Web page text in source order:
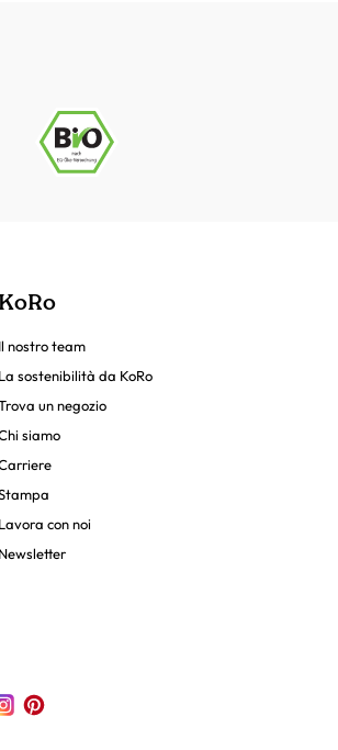
KoRo
Il nostro team
La sostenibilità da KoRo
un negozio
siamo
Lavora con noi
Newsletter